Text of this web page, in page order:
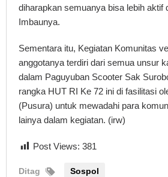
diharapkan semuanya bisa lebih aktif
Imbaunya.
Sementara itu, Kegiatan Komunitas
anggotanya terdiri dari semua unsur
dalam Paguyuban Scooter Sak
rangka HUT RI Ke 72 ini di fasilitasi
(Pusura) untuk mewadahi para
lainya dalam kegiatan. (irw)
Post Views: 381
Ditag Sospol